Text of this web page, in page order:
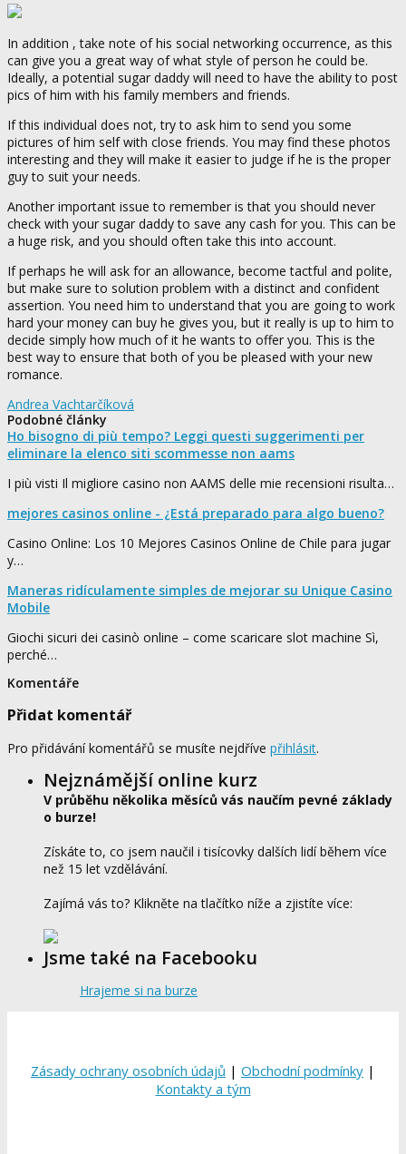
In addition , take note of his social networking occurrence, as this
can give you a great way of what style of person he could be.
Ideally, a potential sugar daddy will need to have the ability to post
pics of him with his family members and friends.
If this individual does not, try to ask him to send you some
pictures of him self with close friends. You may find these photos
interesting and they will make it easier to judge if he is the proper
guy to suit your needs.
Another important issue to remember is that you should never
check with your sugar daddy to save any cash for you. This can be
a huge risk, and you should often take this into account.
If perhaps he will ask for an allowance, become tactful and polite,
but make sure to solution problem with a distinct and confident
assertion. You need him to understand that you are going to work
hard your money can buy he gives you, but it really is up to him to
decide simply how much of it he wants to offer you. This is the
best way to ensure that both of you be pleased with your new
romance.
Andrea Vachtarčíková
Podobné články
Ho bisogno di più tempo? Leggi questi suggerimenti per
eliminare la elenco siti scommesse non aams
I più visti Il migliore casino non AAMS delle mie recensioni risulta…
mejores casinos online - ¿Está preparado para algo bueno?
Casino Online: Los 10 Mejores Casinos Online de Chile para jugar
y…
Maneras ridículamente simples de mejorar su Unique Casino
Mobile
Giochi sicuri dei casinò online – come scaricare slot machine Sì,
perché…
Komentáře
Přidat komentář
Pro přidávání komentářů se musíte nejdříve přihlásit.
Nejznámější online kurz
V průběhu několika měsíců vás naučím pevné základy
o burze!
Získáte to, co jsem naučil i tisícovky dalších lidí během více
než 15 let vzdělávání.
Zajímá vás to? Klikněte na tlačítko níže a zjistíte více:
Jsme také na Facebooku
Hrajeme si na burze
Zásady ochrany osobních údajů | Obchodní podmínky |
Kontakty a tým